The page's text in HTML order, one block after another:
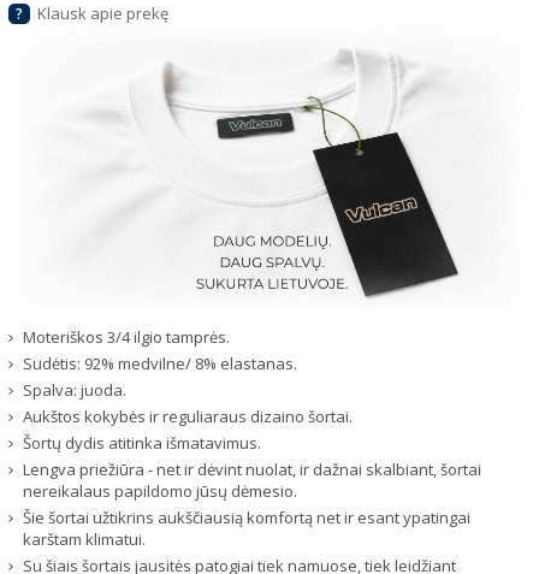
? Klausk apie prekę
Moteriškos 3/4 ilgio tamprės.
Sudėtis: 92% medvilne/ 8% elastanas.
Spalva: juoda.
Aukštos kokybės ir reguliaraus dizaino šortai.
Šortų dydis atitinka išmatavimus.
Lengva priežiūra - net ir dėvint nuolat, ir dažnai skalbiant, šortai
nereikalaus papildomo jūsų dėmesio.
Šie šortai užtikrins aukščiausią komfortą net ir esant ypatingai
karštam klimatui.
Su šiais šortais jausitės patogiai tiek namuose, tiek leidžiant